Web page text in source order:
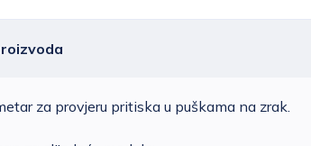
za provjeru pritiska u puškama na zrak.